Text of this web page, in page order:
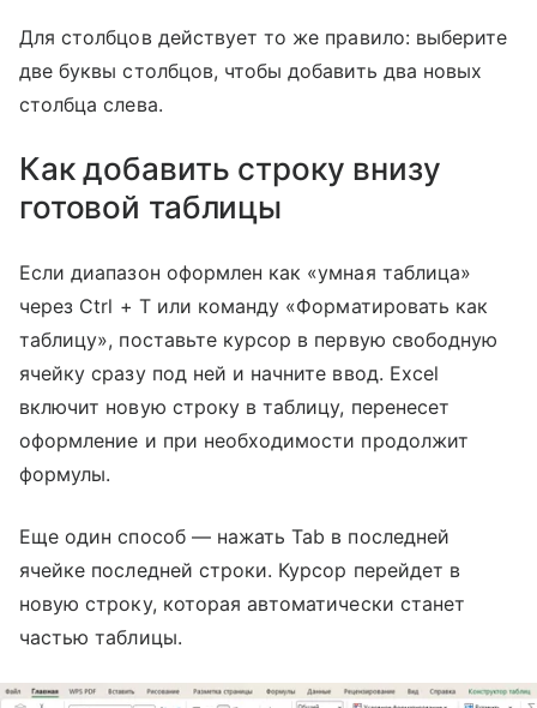
Для столбцов действует то же правило: выберите
две буквы столбцов, чтобы добавить два новых
столбца слева.
Как добавить строку внизу
готовой таблицы
Если диапазон оформлен как «умная таблица»
через Ctrl + T или команду «Форматировать как
таблицу», поставьте курсор в первую свободную
ячейку сразу под ней и начните ввод. Excel
включит новую строку в таблицу, перенесет
оформление и при необходимости продолжит
формулы.
Еще один способ — нажать Tab в последней
ячейке последней строки. Курсор перейдет в
новую строку, которая автоматически станет
частью таблицы.